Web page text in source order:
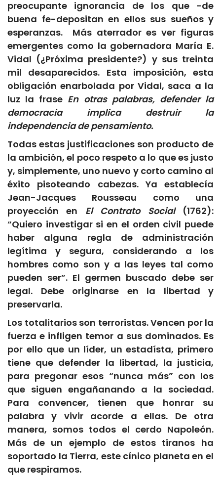
preocupante ignorancia de los que -de
buena fe-depositan en ellos sus sueños y
esperanzas. Más aterrador es ver figuras
emergentes como la gobernadora María E.
Vidal (¿Próxima presidente?) y sus treinta
mil desaparecidos. Esta imposición, esta
obligación enarbolada por Vidal, saca a la
luz la frase En otras palabras, defender la
democracia implica destruir la
independencia de pensamiento.
Todas estas justificaciones son producto de
la ambición, el poco respeto a lo que es justo
y, simplemente, uno nuevo y corto camino al
éxito pisoteando cabezas. Ya establecía
Jean-Jacques Rousseau como una
proyección en El Contrato Social(1762):
“Quiero investigar si en el orden civil puede
haber alguna regla de administración
legítima y segura, considerando a los
hombres como son y a las leyes tal como
pueden ser”. El germen buscado debe ser
legal. Debe originarse en la libertad y
preservarla.
Los totalitarios son terroristas. Vencen por la
fuerza e infligen temor a sus dominados. Es
por ello que un líder, un estadísta, primero
tiene que defender la libertad, la justicia,
para pregonar esos “nunca más” con los
que siguen engañanando a la sociedad.
Para convencer, tienen que honrar su
palabra y vivir acorde a ellas. De otra
manera, somos todos el cerdo Napoleón.
Más de un ejemplo de estos tiranos ha
soportado la Tierra, este cínico planeta en el
que respiramos.